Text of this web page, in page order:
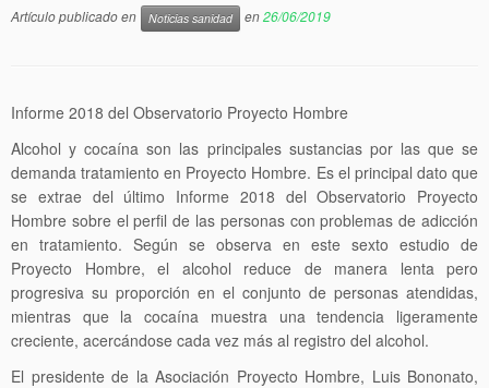
Artículo publicado en Noticias sanidad en26/06/2019
Informe 2018 del Observatorio Proyecto Hombre
Alcohol y cocaína son las principales sustancias por las que se
demanda tratamiento en Proyecto Hombre. Es el principal dato que
se extrae del último Informe 2018 del Observatorio Proyecto
Hombre sobre el perfil de las personas con problemas de adicción
en tratamiento. Según se observa en este sexto estudio de
Proyecto Hombre, el alcohol reduce de manera lenta pero
progresiva su proporción en el conjunto de personas atendidas,
mientras que la cocaína muestra una tendencia ligeramente
creciente, acercándose cada vez más al registro del alcohol.
El presidente de la Asociación Proyecto Hombre, Luis Bononato,